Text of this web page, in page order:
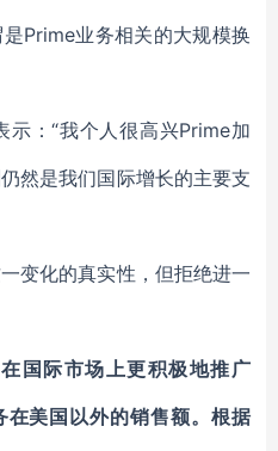
Prime业务相关的大规模换
：“我个人很高兴Prime加
然是我们国际增长的主要支
变化的真实性，但拒绝进一
国际市场上更积极地推广
美国以外的销售额。根据